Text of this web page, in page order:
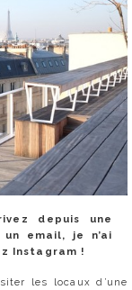
depuis une
email, je n’ai
Instagram !
les locaux d’une